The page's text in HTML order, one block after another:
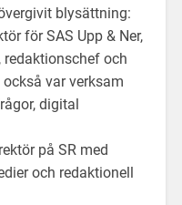
blysättning:
för SAS Upp & Ner,
och
var verksam
digital
på SR med
och redaktionell